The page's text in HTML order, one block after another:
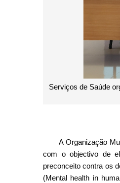
A chefe substituta do
A Organização
com o objectivo de
preconceito contra os
(Mental health in